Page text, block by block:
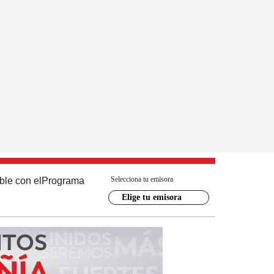
con el Programa Selecciona tu emisora
Elige tu emisora